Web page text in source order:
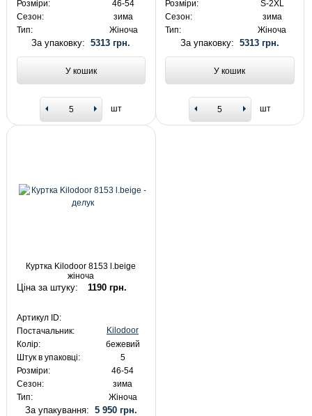
Розміри:
46-54
Сезон:
зима
Тип:
Жіноча
За упаковку:5313 грн.
У кошик
шт
Розміри:
S-2XL
Сезон:
зима
Тип:
Жіноча
За упаковку: 5313 грн.
У кошик
шт
Куртка Kilodoor 8153 l.beige
жіноча
Ціна за штуку: 1190 грн.
Артикул ID:
Постачальник:
Kilodoor
Колір:
бежевий
Штук в упаковці:
5
Розміри:
46-54
Сезон:
зима
Тип:
Жіноча
За упакування: 5 950 грн.